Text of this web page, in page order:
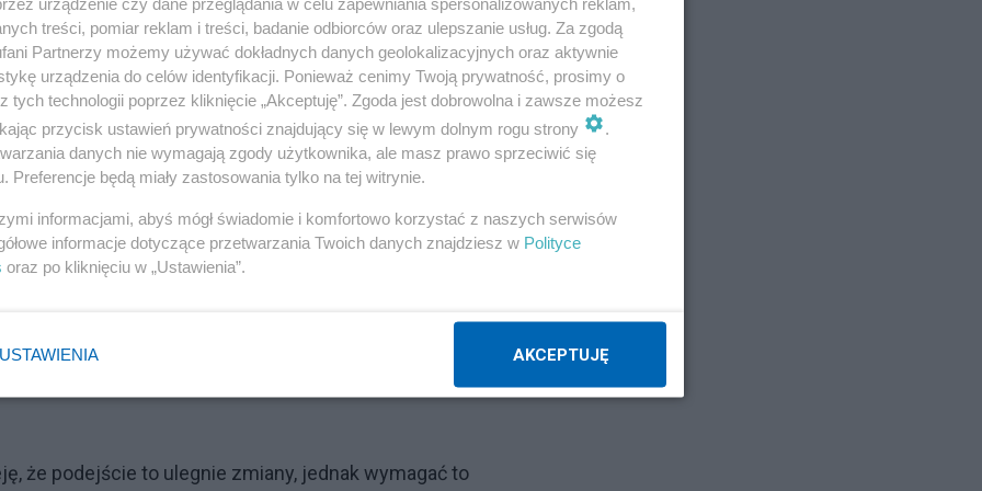
może dojść do autoregulacji, żeby ceny
szef PO.
mieszkanie
Reklama
w którym ludzie chcą mieć własne mieszkanie,
i ta potrzeba własności nie ułatwia budowy modelu
z budownictwa państwowego, spółdzielczego,
własnych potrzeb mieszkaniowych —
że podejście to ulegnie zmiany, jednak wymagać to
treści, pomiar reklam i treści, badanie odbiorców oraz ulepszanie usług. Za zgodą
Partnerzy możemy używać dokładnych danych geolokalizacyjnych oraz aktywnie
urządzenia do celów identyfikacji. Ponieważ cenimy Twoją prywatność, prosimy o
tych technologii poprzez kliknięcie „Akceptuję”. Zgoda jest dobrowolna i zawsze możesz
przycisk ustawień prywatności znajdujący się w lewym dolnym rogu strony
.
danych nie wymagają zgody użytkownika, ale masz prawo sprzeciwić się
Preferencje będą miały zastosowania tylko na tej witrynie.
informacjami, abyś mógł świadomie i komfortowo korzystać z naszych serwisów
informacje dotyczące przetwarzania Twoich danych znajdziesz w Polityce
oraz po kliknięciu w „Ustawienia”.
USTAWIENIA AKCEPTUJĘ